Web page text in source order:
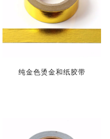
纯金色烫金和纸胶带